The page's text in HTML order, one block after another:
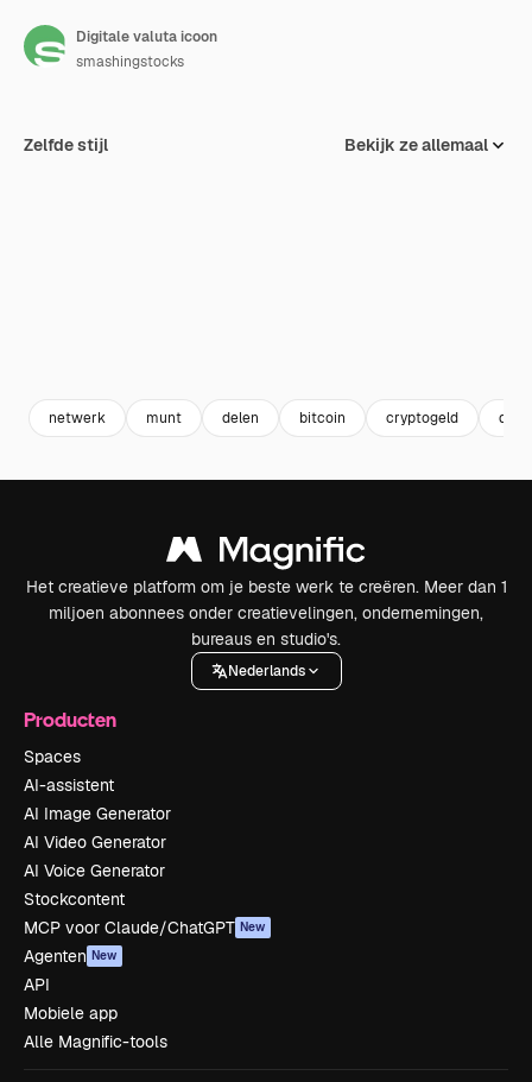
Digitale valuta icoon
smashingstocks
Zelfde stijl Bekijk ze allemaal
netwerk munt delen bitcoin cryptogeld
Het creatieve platform om je beste werk te creëren. Meer dan 1
miljoen abonnees onder creatievelingen, ondernemingen,
bureaus en studio's.
Nederlands
Producten
Spaces
AI-assistent
AI Image Generator
AI Video Generator
AI Voice Generator
Stockcontent
MCP voor Claude/ChatGPT New
Agenten New
API
Mobiele app
Alle Magnific-tools